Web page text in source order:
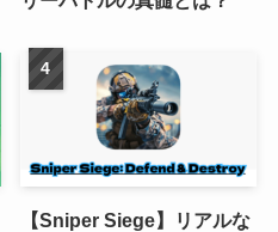
【Sniper Siege】リアルな